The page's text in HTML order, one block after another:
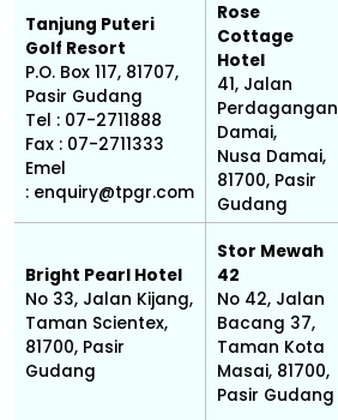
Tanjung Puteri
Golf Resort
P.O. Box 117, 81707,
Pasir Gudang
Tel : 07-2711888
Fax : 07-2711333
Emel
: enquiry@tpgr.com
Rose
Cottage
Hotel
41, Jalan
Perdagangan
Damai,
Nusa Damai,
81700, Pasir
Gudang
Bright Pearl Hotel
No 33, Jalan Kijang,
Taman Scientex,
81700, Pasir
Gudang
Stor Mewah
42
No 42, Jalan
Bacang 37,
Taman Kota
Masai, 81700,
Pasir Gudang